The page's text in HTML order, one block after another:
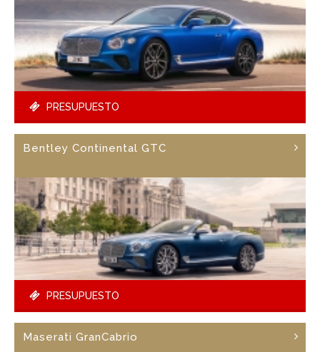
PRESUPUESTO
Bentley Continental GTC
PRESUPUESTO
Maserati GranCabrio